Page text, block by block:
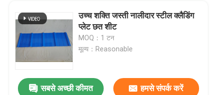
उत्पादों
हमारे बारे में
कारखाना भ्रमण
उच्च शक्ति जस्ती नालीदार स्टील क्लैडिंग
प्लेट छत शीट
MOQ：1 टन
मूल्य：Reasonable
सबसे अच्छी कीमत हमसे संपर्क करें